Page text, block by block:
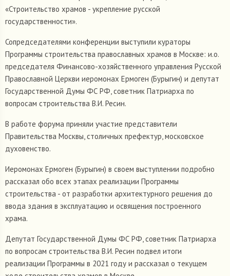
«Строительство храмов - укрепление русской
государственности».
Сопредседателями конференции выступили кураторы
Программы строительства православных храмов в Москве: и.о.
председателя Финансово-хозяйственного управления Русской
Православной Церкви иеромонах Ермоген (Бурыгин) и депутат
Государственной Думы ФС РФ, советник Патриарха по
вопросам строительства В.И. Ресин.
В работе форума приняли участие представители
Правительства Москвы, столичных префектур, московское
духовенство.
Иеромонах Ермоген (Бурыгин) в своем выступлении подробно
рассказал обо всех этапах реализации Программы
строительства - от разработки архитектурного решения до
ввода здания в эксплуатацию и освящения построенного
храма.
Депутат Государственной Думы ФС РФ, советник Патриарха
по вопросам строительства В.И. Ресин подвел итоги
реализации Программы в 2021 году и рассказал о текущем